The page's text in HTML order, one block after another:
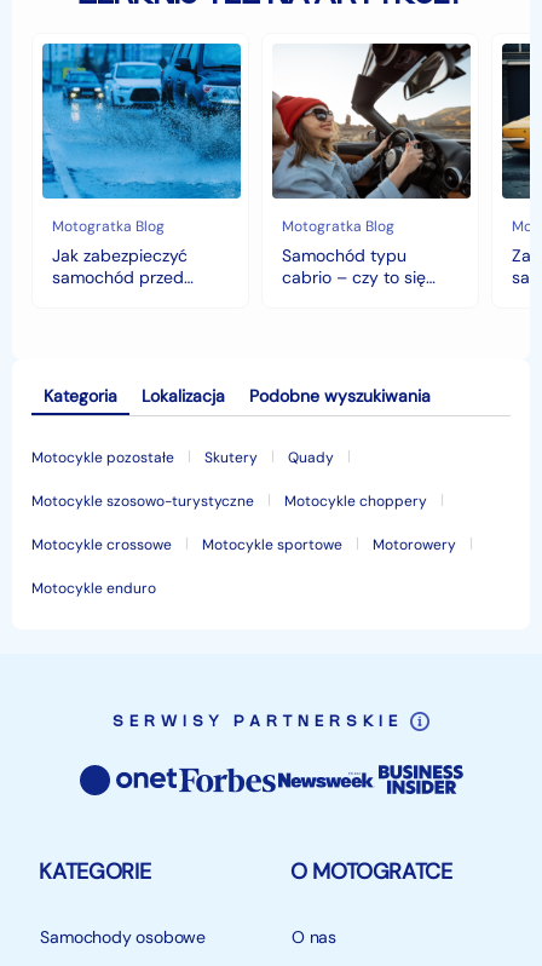
Jak
zabezpieczyć
samochód
przed
jesiennymi
chłodami
i
deszczem?
Motogratka Blog
Jak zabezpieczyć
samochód przed
Samochód
cabrio
–
czy
to
się
opłaca
w
polskim
klimacie?
Motogratka Blog
Samochód typu
cabrio – czy to się
czyli
Kategoria
Motocykle pozostałe Skutery Quady
Motocykle szosowo-turystyczne Motocykle choppery
Motocykle crossowe Motocykle sportowe Motorowery
Motocykle enduro
Lokalizacja Podobne wyszukiwania
SERWISY PARTNERSKIE
KATEGORIE
Samochody osobowe
O MOTOGRATCE
O nas